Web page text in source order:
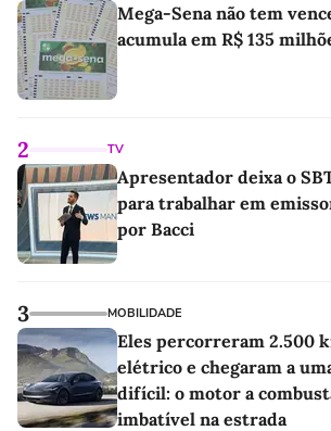
Mega-Sena não tem
acumula em R$ 135
2 TV
Apresentador deixa o
para trabalhar em
por Bacci
3 MOBILIDADE
Eles percorreram 2.500
elétrico e chegaram a
difícil: o motor a
imbatível na estrada